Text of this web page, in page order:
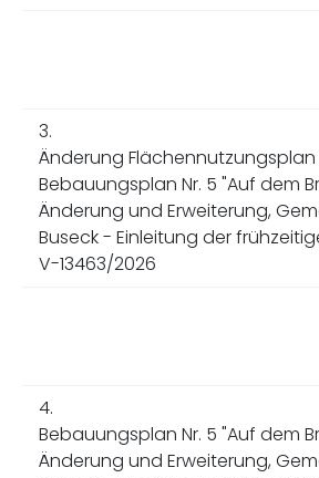
3.
Änderung Flächennutzungsplan
Bebauungsplan Nr. 5 "Auf dem
Änderung und Erweiterung,
Buseck - Einleitung der
V-13463/2026
4.
Bebauungsplan Nr. 5 "Auf dem
Änderung und Erweiterung,